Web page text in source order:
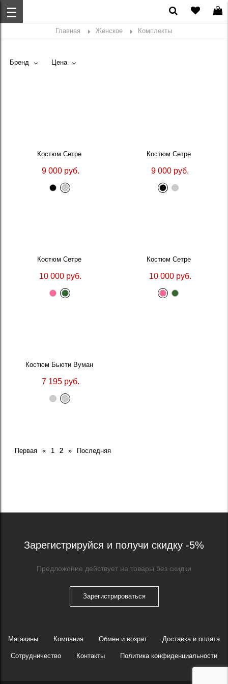
Главная Женское Комплекты
Бренд Цена
Костюм Сетре
9 000 руб.
Костюм Сетре
9 000 руб.
Костюм Сетре
10 000 руб.
Костюм Сетре
10 000 руб.
Костюм Бьюти Вуман
7 195 руб.
Первая « 1 2 » Последняя
Зарегистрируйся и получи скидку -5%
Предложение действует на товары без скидки
Зарегистрироваться
Магазины Компания Обмен и возрат Доставка и оплата
Сотрудничество Контакты Политика конфиденциальности